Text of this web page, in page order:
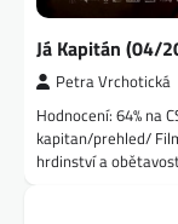
Já Kapitán (04/
Petra Vrchotická
Hodnocení: 64% na
kapitan/prehled/
hrdinství a